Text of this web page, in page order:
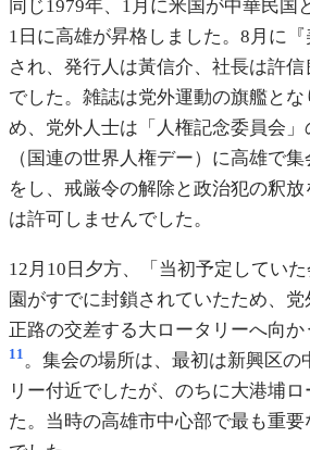
同じ1979年、1月に米国が中華民国
1日に高雄が昇格しました。8月に
され、発行人は黃信介、社長は許
でした。雑誌は党外運動の旗艦とな
め、党外人士は「人権記念委員会」
（国連の世界人権デー）に高雄で
をし、戒厳令の解除と政治犯の釈
は許可しませんでした。
12月10日夕方、「当初予定してい
園がすでに封鎖されていたため、
正路の交差する大ロータリーへ向か
11。集会の場所は、最初は新興区の
リー付近でしたが、のちに大港埔
た。当時の高雄市中心部で最も重